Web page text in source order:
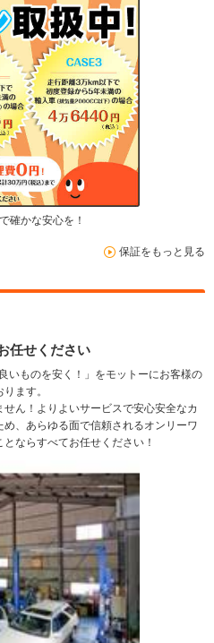
確かな安心を！
保証をもっと見る
任せください
いものを安く！」をモットーにお客様の
ます。
ん！よりよいサービスで安心安全なカ
、あらゆる面で信頼されるオンリーワ
ならすべてお任せください！